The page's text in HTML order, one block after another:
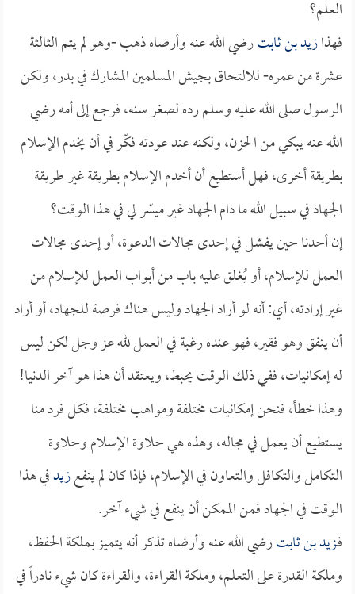
العلم؟
فهذازيد بن ثابترضي الله عنه وأرضاه ذهب -وهو لم يتم الثالثة
عشرة من عمره- للالتحاق بجيش المسلمين المشارك في بدر، ولكن
الرسول صلى الله عليه وسلم رده لصغر سنه، فرجع إلى أمه رضي
الله عنه يبكي من الحزن، ولكنه عند عودته فكّر في أن يخدم الإسلام
بطريقة أخرى، فهل أستطيع أن أخدم الإسلام بطريقة غير طريقة
الجهاد في سبيل الله ما دام الجهاد غير ميسّر لي في هذا الوقت؟
إن أحدنا حين يفشل في إحدى مجالات الدعوة، أو إحدى مجالات
العمل للإسلام، أو يُغلق عليه باب من أبواب العمل للإسلام من
غير إرادته، أي: أنه لو أراد الجهاد وليس هناك فرصة للجهاد، أو أراد
أن ينفق وهو فقير، فهو عنده رغبة في العمل لله عز وجل لكن ليس
له إمكانيات، ففي ذلك الوقت يحبط، ويعتقد أن هذا هو آخر الدنيا!
وهذا خطأ، فنحن إمكانيات مختلفة ومواهب مختلفة، فكل فرد منا
يستطيع أن يعمل في مجاله، وهذه هي حلاوة الإسلام وحلاوة
التكامل والتكافل والتعاون في الإسلام، فإذا كان لم ينفعزيدفي هذا
الوقت في الجهاد فمن الممكن أن ينفع في شيء آخر.
فـزيد بن ثابترضي الله عنه وأرضاه تذكر أنه يتميز بملكة الحفظ،
وملكة القدرة على التعلم، وملكة القراءة، والقراءة كان شيء نادراً في